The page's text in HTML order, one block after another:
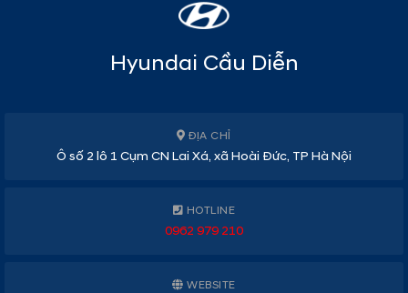
Hyundai Cầu Diễn
ĐỊA CHỈ
Ô số 2 lô 1 Cụm CN Lai Xá, xã Hoài Đức, TP Hà Nội
HOTLINE
0962 979 210
WEBSITE